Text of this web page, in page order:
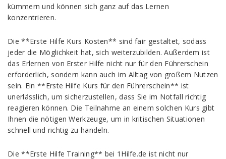
kümmern und können sich ganz auf das Lernen
konzentrieren.
Die **Erste Hilfe Kurs Kosten** sind fair gestaltet, sodass
jeder die Möglichkeit hat, sich weiterzubilden. Außerdem ist
das Erlernen von Erster Hilfe nicht nur für den Führerschein
erforderlich, sondern kann auch im Alltag von großem Nutzen
sein. Ein **Erste Hilfe Kurs für den Führerschein** ist
unerlässlich, um sicherzustellen, dass Sie im Notfall richtig
reagieren können. Die Teilnahme an einem solchen Kurs gibt
Ihnen die nötigen Werkzeuge, um in kritischen Situationen
schnell und richtig zu handeln.
Die **Erste Hilfe Training** bei 1Hilfe.de ist nicht nur